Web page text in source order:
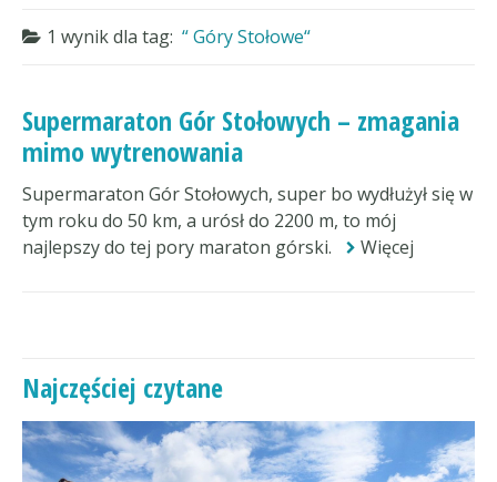
1 wynik dla tag: Góry Stołowe
Supermaraton Gór Stołowych – zmagania
mimo wytrenowania
Supermaraton Gór Stołowych, super bo wydłużył się w
tym roku do 50 km, a urósł do 2200 m, to mój
najlepszy do tej pory maraton górski.
Więcej
Najczęściej czytane